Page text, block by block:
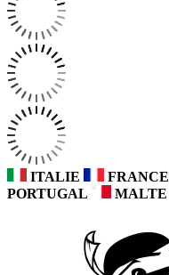
ITALIE FRANCE
PORTUGAL
MALTE